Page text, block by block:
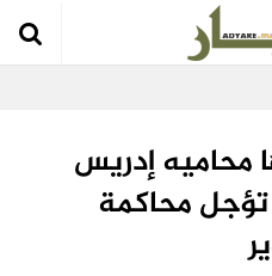
إدريس
محاكمة